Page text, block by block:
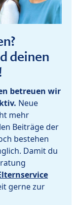
deinen
betreuen wir
Neue
mehr
Beiträge der
bestehen
Damit du
gerne zur